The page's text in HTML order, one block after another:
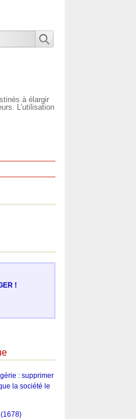
à élargir
L’utilisation
!
: supprimer
la société le